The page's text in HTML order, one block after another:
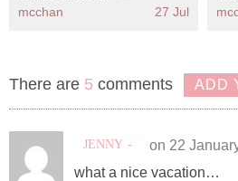
mcchan 27 Jul
There are 5 comments ADD
JENNY
on 22
what a nice vacation…